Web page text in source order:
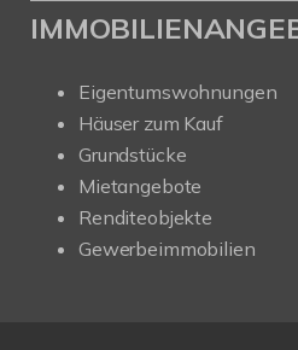
Eigentumswohnungen
Häuser zum Kauf
Grundstücke
Mietangebote
Renditeobjekte
Gewerbeimmobilien